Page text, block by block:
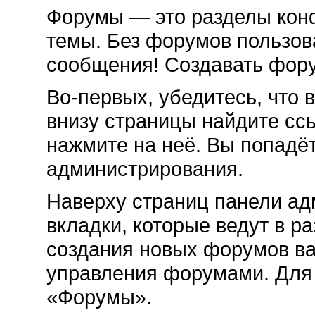
Форумы — это разделы
темы. Без форумов
сообщения! Создавать
Во-первых, убедитесь,
внизу страницы найдите
нажмите на неё. Вы
администрирования.
Наверху страниц панели
вкладки, которые ведут в
создания новых форумов
управления форумами. Для
«Форумы».